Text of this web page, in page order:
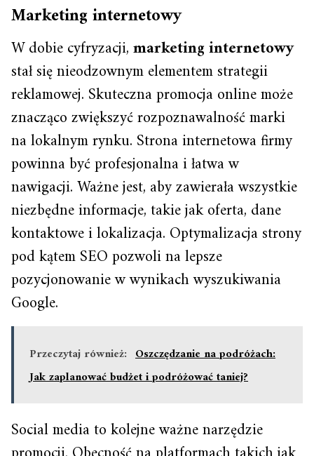
Marketing internetowy
W dobie cyfryzacji,marketing internetowy
stał się nieodzownym elementem strategii
reklamowej. Skuteczna promocja online może
znacząco zwiększyć rozpoznawalność marki
na lokalnym rynku. Strona internetowa firmy
powinna być profesjonalna i łatwa w
nawigacji. Ważne jest, aby zawierała wszystkie
niezbędne informacje, takie jak oferta, dane
kontaktowe i lokalizacja. Optymalizacja strony
pod kątem SEO pozwoli na lepsze
pozycjonowanie w wynikach wyszukiwania
Google.
Przeczytaj również: Oszczędzanie na podróżach:
Jak zaplanować budżet i podróżować taniej?
Social media to kolejne ważne narzędzie